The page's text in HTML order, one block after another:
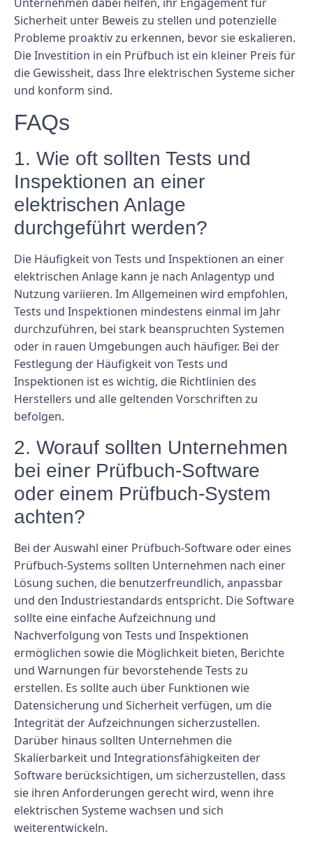
Sicherheit unter Beweis zu stellen und potenzielle
Probleme proaktiv zu erkennen, bevor sie eskalieren.
Die Investition in ein Prüfbuch ist ein kleiner Preis für
die Gewissheit, dass Ihre elektrischen Systeme sicher
und konform sind.
FAQs
1. Wie oft sollten Tests und
Inspektionen an einer
elektrischen Anlage
durchgeführt werden?
Die Häufigkeit von Tests und Inspektionen an einer
elektrischen Anlage kann je nach Anlagentyp und
Nutzung variieren. Im Allgemeinen wird empfohlen,
Tests und Inspektionen mindestens einmal im Jahr
durchzuführen, bei stark beanspruchten Systemen
oder in rauen Umgebungen auch häufiger. Bei der
Festlegung der Häufigkeit von Tests und
Inspektionen ist es wichtig, die Richtlinien des
Herstellers und alle geltenden Vorschriften zu
befolgen.
2. Worauf sollten Unternehmen
bei einer Prüfbuch-Software
oder einem Prüfbuch-System
achten?
Bei der Auswahl einer Prüfbuch-Software oder eines
Prüfbuch-Systems sollten Unternehmen nach einer
Lösung suchen, die benutzerfreundlich, anpassbar
und den Industriestandards entspricht. Die Software
sollte eine einfache Aufzeichnung und
Nachverfolgung von Tests und Inspektionen
ermöglichen sowie die Möglichkeit bieten, Berichte
und Warnungen für bevorstehende Tests zu
erstellen. Es sollte auch über Funktionen wie
Datensicherung und Sicherheit verfügen, um die
Integrität der Aufzeichnungen sicherzustellen.
Darüber hinaus sollten Unternehmen die
Skalierbarkeit und Integrationsfähigkeiten der
Software berücksichtigen, um sicherzustellen, dass
sie ihren Anforderungen gerecht wird, wenn ihre
elektrischen Systeme wachsen und sich
weiterentwickeln.